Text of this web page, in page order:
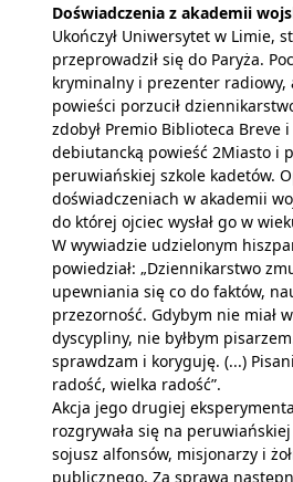
Doświadczenia z akademii
Ukończył Uniwersytet w Limie,
przeprowadził się do Paryża.
kryminalny i prezenter radiowy,
powieści porzucił
zdobył Premio Biblioteca Breve
debiutancką powieść 2Miasto i
peruwiańskiej szkole kadetów.
doświadczeniach w akademii
do której ojciec wysłał go w
W wywiadzie udzielonym
powiedział: „Dziennikarstwo
upewniania się co do faktów,
przezorność. Gdybym nie miał
dyscypliny, nie byłbym
sprawdzam i koryguję. (...)
radość, wielka radość”.
Akcja jego drugiej
rozgrywała się na
sojusz alfonsów, misjonarzy i
publicznego. Za sprawą